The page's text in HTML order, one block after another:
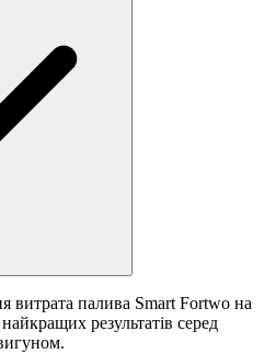
витрата палива Smart Fortwo на
результатів серед